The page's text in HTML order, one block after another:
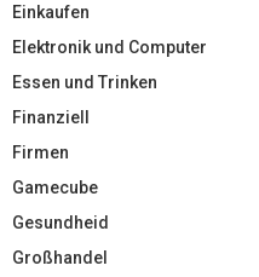
Einkaufen
Elektronik und Computer
Essen und Trinken
Finanziell
Firmen
Gamecube
Gesundheid
Großhandel